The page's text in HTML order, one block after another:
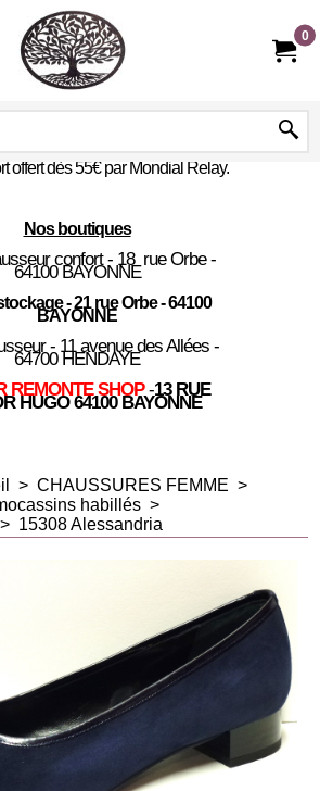
0
offert dès 55€ par Mondial Relay.
Nos boutiques
confort - 18 rue Orbe -
64100 BAYONNE
- 21 rue Orbe - 64100
BAYONNE
- 11 avenue des Allées -
64700 HENDAYE
REMONTE SHOP -13 RUE
HUGO 64100 BAYONNE
> CHAUSSURES FEMME >
habillés >
> 15308 Alessandria